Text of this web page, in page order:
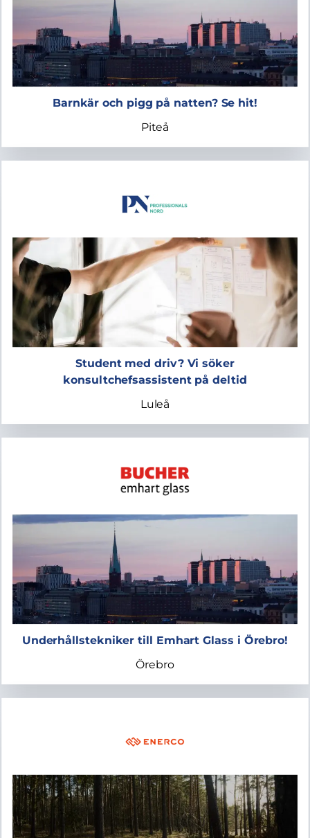
Barnkär och pigg på natten? Se hit!
Piteå
Student med driv? Vi söker
konsultchefsassistent på deltid
Luleå
Underhållstekniker till Emhart Glass i Örebro!
Örebro